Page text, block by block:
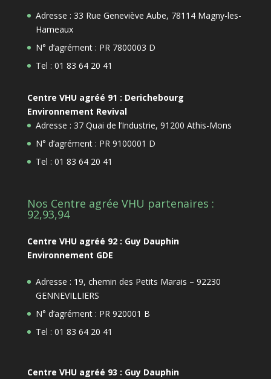
Adresse : 33 Rue Geneviève Aube, 78114 Magny-les-
Hameaux
N° d’agrément : PR 7800003 D
Tel : 01 83 64 20 41
Centre VHU agréé 91 : Derichebourg
Environnement Revival
Adresse : 37 Quai de l’Industrie, 91200 Athis-Mons
N° d’agrément : PR 9100001 D
Tel : 01 83 64 20 41
Nos Centre agrée VHU partenaires :
92,93,94
Centre VHU agréé 92 : Guy Dauphin
Environnement GDE
Adresse : 19, chemin des Petits Marais – 92230
GENNEVILLIERS
N° d’agrément : PR 920001 B
Tel : 01 83 64 20 41
Centre VHU agréé 93 : Guy Dauphin